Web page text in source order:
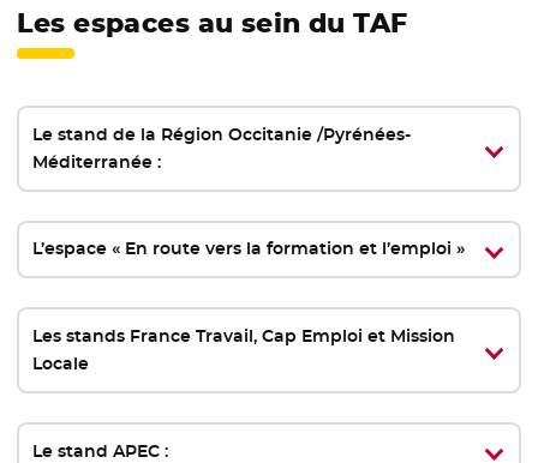
Les espaces au sein du TAF
Le stand de la Région Occitanie /Pyrénées-
Méditerranée :
L’espace « En route vers la formation et l’emploi »
Les stands France Travail, Cap Emploi et Mission
Locale
Le stand APEC :